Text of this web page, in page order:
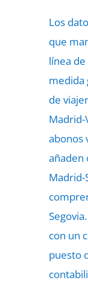
Los
que
línea
medida
de
Madrid-
abonos
añaden
Madrid-
con un
puesto